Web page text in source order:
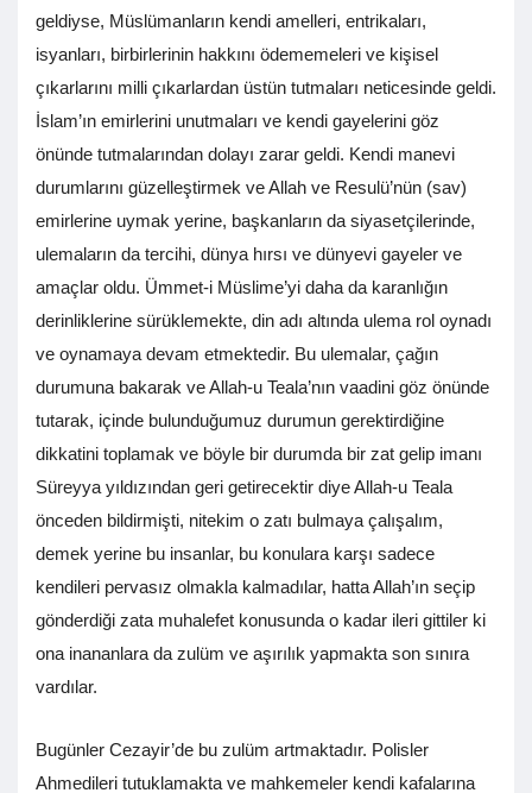
geldiyse, Müslümanların kendi amelleri, entrikaları,
isyanları, birbirlerinin hakkını ödememeleri ve kişisel
çıkarlarını milli çıkarlardan üstün tutmaları neticesinde geldi.
İslam’ın emirlerini unutmaları ve kendi gayelerini göz
önünde tutmalarından dolayı zarar geldi. Kendi manevi
durumlarını güzelleştirmek ve Allah ve Resulü’nün (sav)
emirlerine uymak yerine, başkanların da siyasetçilerinde,
ulemaların da tercihi, dünya hırsı ve dünyevi gayeler ve
amaçlar oldu. Ümmet-i Müslime’yi daha da karanlığın
derinliklerine sürüklemekte, din adı altında ulema rol oynadı
ve oynamaya devam etmektedir. Bu ulemalar, çağın
durumuna bakarak ve Allah-u Teala’nın vaadini göz önünde
tutarak, içinde bulunduğumuz durumun gerektirdiğine
dikkatini toplamak ve böyle bir durumda bir zat gelip imanı
Süreyya yıldızından geri getirecektir diye Allah-u Teala
önceden bildirmişti, nitekim o zatı bulmaya çalışalım,
demek yerine bu insanlar, bu konulara karşı sadece
kendileri pervasız olmakla kalmadılar, hatta Allah’ın seçip
gönderdiği zata muhalefet konusunda o kadar ileri gittiler ki
ona inananlara da zulüm ve aşırılık yapmakta son sınıra
vardılar.
Bugünler Cezayir’de bu zulüm artmaktadır. Polisler
Ahmedileri tutuklamakta ve mahkemeler kendi kafalarına